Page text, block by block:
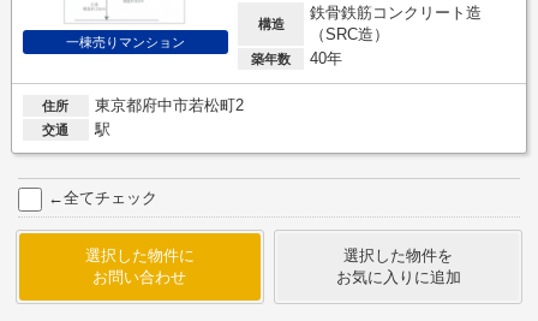
一棟売りマンション
構造
鉄骨鉄筋コンクリート造
（SRC造）
築年数 40年
住所 東京都府中市若松町2
交通 駅
←全てチェック
選択した物件に
お問い合わせ
選択した物件を
お気に入りに追加